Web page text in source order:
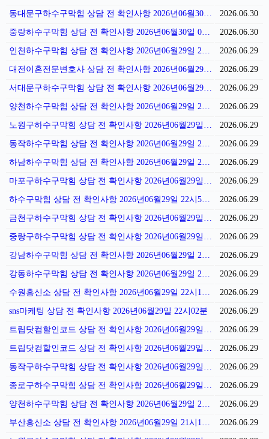
동대문구하수구막힘 상담 전 확인사항 2026년06월30일 00시12분 2026.06.30
중랑하수구막힘 상담 전 확인사항 2026년06월30일 00시01분 2026.06.30
인천하수구막힘 상담 전 확인사항 2026년06월29일 23시56분 2026.06.29
대전이혼전문변호사 상담 전 확인사항 2026년06월29일 23시49분 2026.06.29
서대문구하수구막힘 상담 전 확인사항 2026년06월29일 23시41분 2026.06.29
양천하수구막힘 상담 전 확인사항 2026년06월29일 23시35분 2026.06.29
노원구하수구막힘 상담 전 확인사항 2026년06월29일 23시27분 2026.06.29
동작하수구막힘 상담 전 확인사항 2026년06월29일 23시24분 2026.06.29
하남하수구막힘 상담 전 확인사항 2026년06월29일 23시13분 2026.06.29
마포구하수구막힘 상담 전 확인사항 2026년06월29일 23시07분 2026.06.29
하수구막힘 상담 전 확인사항 2026년06월29일 22시59분 2026.06.29
금천구하수구막힘 상담 전 확인사항 2026년06월29일 22시51분 2026.06.29
중랑구하수구막힘 상담 전 확인사항 2026년06월29일 22시46분 2026.06.29
강남하수구막힘 상담 전 확인사항 2026년06월29일 22시43분 2026.06.29
강동하수구막힘 상담 전 확인사항 2026년06월29일 22시32분 2026.06.29
수원흥신소 상담 전 확인사항 2026년06월29일 22시11분 2026.06.29
sns마케팅 상담 전 확인사항 2026년06월29일 22시02분 2026.06.29
트립닷컴할인코드 상담 전 확인사항 2026년06월29일 21시57분 2026.06.29
트립닷컴할인코드 상담 전 확인사항 2026년06월29일 21시52분 2026.06.29
동작구하수구막힘 상담 전 확인사항 2026년06월29일 21시41분 2026.06.29
종로구하수구막힘 상담 전 확인사항 2026년06월29일 21시37분 2026.06.29
양천하수구막힘 상담 전 확인사항 2026년06월29일 21시31분 2026.06.29
부산흥신소 상담 전 확인사항 2026년06월29일 21시10분 2026.06.29